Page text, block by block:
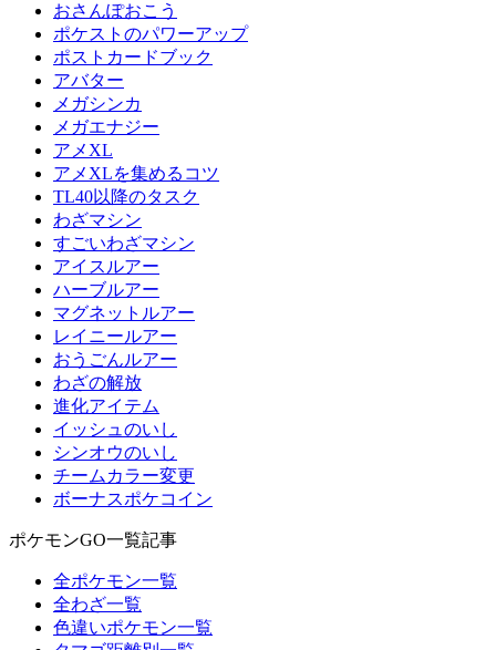
おさんぽおこう
ポケストのパワーアップ
ポストカードブック
アバター
メガシンカ
メガエナジー
アメXL
アメXLを集めるコツ
TL40以降のタスク
わざマシン
すごいわざマシン
アイスルアー
ハーブルアー
マグネットルアー
レイニールアー
おうごんルアー
わざの解放
進化アイテム
イッシュのいし
シンオウのいし
チームカラー変更
ボーナスポケコイン
ポケモンGO一覧記事
全ポケモン一覧
全わざ一覧
色違いポケモン一覧